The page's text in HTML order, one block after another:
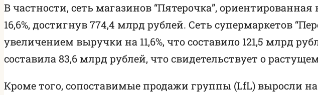
В частности, сеть магазинов “Пятерочка”,
16,6%, достигнув 774,4 млрд рублей. Сеть супермаркетов
увеличением выручки на 11,6%, что составило 121,5 млрд
составила 83,6 млрд рублей, что свидетельствует о
Кроме того, сопоставимые продажи группы (LfL) выросли